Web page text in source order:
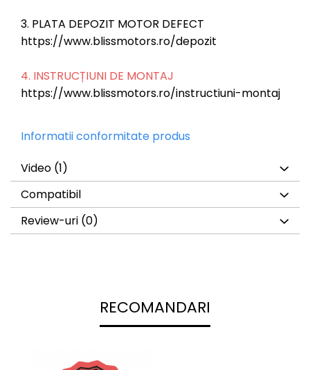
3. PLATA DEPOZIT MOTOR DEFECT
https://www.blissmotors.ro/depozit
4. INSTRUCȚIUNI DE MONTAJ
https://www.blissmotors.ro/instructiuni-montaj
Informatii conformitate produs
Video (1)
Compatibil
Review-uri (0)
RECOMANDARI